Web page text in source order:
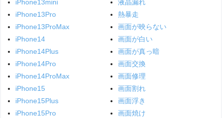
iPhone13mini
iPhone13Pro
iPhone13ProMax
iPhone14
iPhone14Plus
iPhone14Pro
iPhone14ProMax
iPhone15
iPhone15Plus
iPhone15Pro
液晶漏れ
熱暴走
画面が映らない
画面が白い
画面が真っ暗
画面交換
画面修理
画面割れ
画面浮き
画面焼け